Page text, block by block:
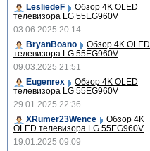
LesliedeF
Обзор 4K OLED
телевизора LG 55EG960V
03.06.2025 20:14
BryanBoano
Обзор 4K OLED
телевизора LG 55EG960V
09.03.2025 21:51
Eugenrex
Обзор 4K OLED
телевизора LG 55EG960V
29.01.2025 22:36
XRumer23Wence
Обзор 4K
OLED телевизора LG 55EG960V
19.01.2025 09:09